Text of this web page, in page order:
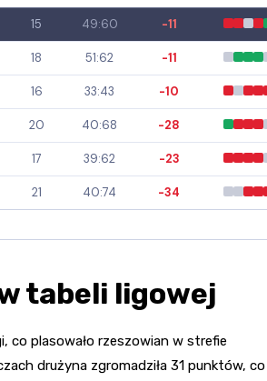
15 49:60 -11
18 51:62 -11
16 33:43 -10
20 40:68 -28
17 39:62 -23
21 40:74 -34
tabeli ligowej
co plasowało rzeszowian w strefie
drużyna zgromadziła 31 punktów,